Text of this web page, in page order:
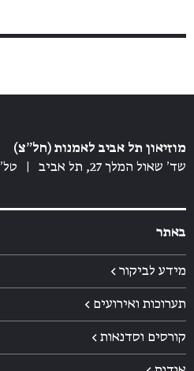
מוזיאון תל אביב לאמנות (חל״צ)
שד׳ שאול המלך 27, תל אביב
טל׳ 03-6077020
באתר
מידע לביקור ←
תערוכות ואירועים ←
קורסים וסדנאות ←